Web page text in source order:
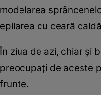
modelarea
epilarea cu ceară
În ziua de azi, chiar și
preocupați de aceste
frunte.